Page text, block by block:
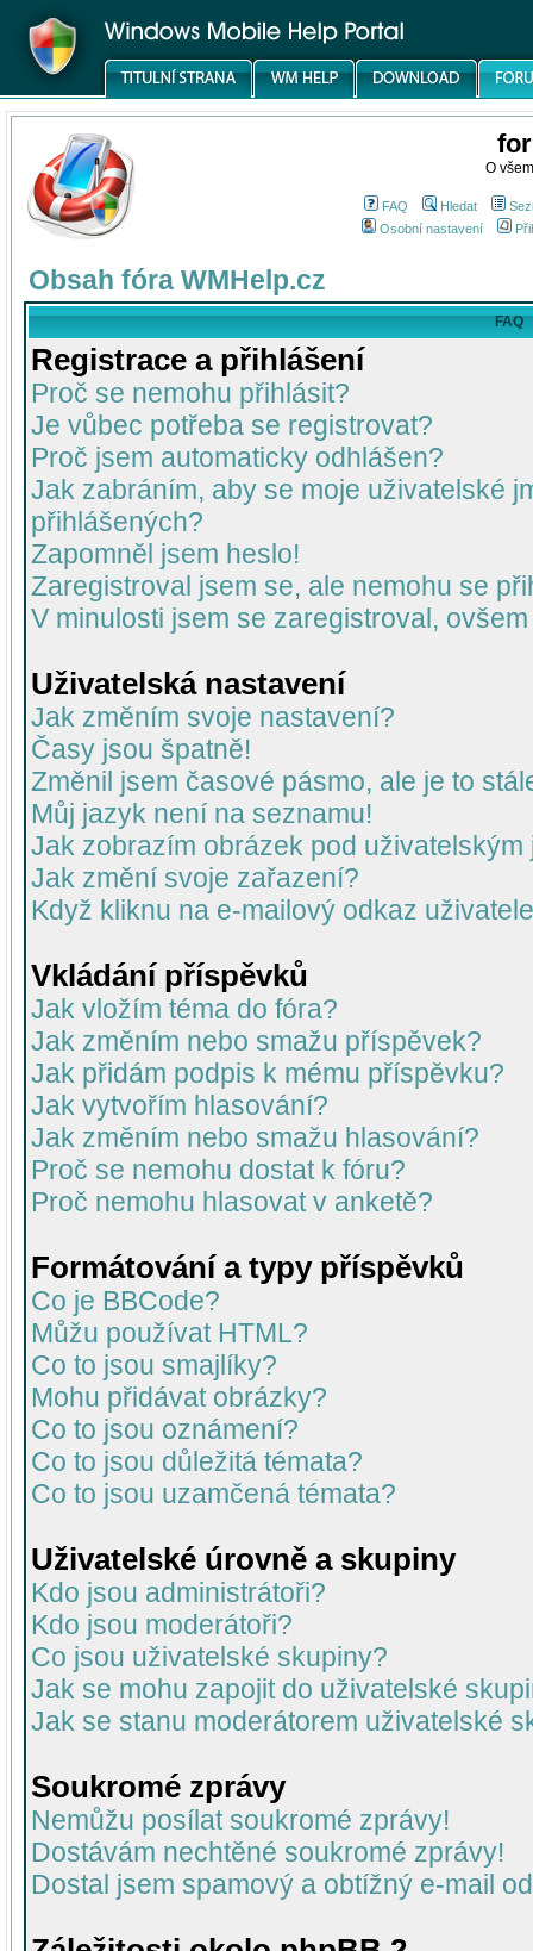
O
FAQ Hledat
Osobní nastavení
Obsah fóra WMHelp.cz
FAQ
Registrace a přihlášení
Proč se nemohu přihlásit?
Je vůbec potřeba se registrovat?
Proč jsem automaticky odhlášen?
Jak zabráním, aby se moje uživatelské
přihlášených?
Zapomněl jsem heslo!
Zaregistroval jsem se, ale nemohu se
V minulosti jsem se zaregistroval,
Uživatelská nastavení
Jak změním svoje nastavení?
Časy jsou špatně!
Změnil jsem časové pásmo, ale je to
Můj jazyk není na seznamu!
Jak zobrazím obrázek pod uživatelským
Jak změní svoje zařazení?
Když kliknu na e-mailový odkaz
Vkládání příspěvků
Jak vložím téma do fóra?
Jak změním nebo smažu příspěvek?
Jak přidám podpis k mému příspěvku?
Jak vytvořím hlasování?
Jak změním nebo smažu hlasování?
Proč se nemohu dostat k fóru?
Proč nemohu hlasovat v anketě?
Formátování a typy příspěvků
Co je BBCode?
Můžu používat HTML?
Co to jsou smajlíky?
Mohu přidávat obrázky?
Co to jsou oznámení?
Co to jsou důležitá témata?
Co to jsou uzamčená témata?
Uživatelské úrovně a skupiny
Kdo jsou administrátoři?
Kdo jsou moderátoři?
Co jsou uživatelské skupiny?
Jak se mohu zapojit do uživatelské
Jak se stanu moderátorem uživatelské
Soukromé zprávy
Nemůžu posílat soukromé zprávy!
Dostávám nechtěné soukromé zprávy!
Dostal jsem spamový a obtížný e-mail